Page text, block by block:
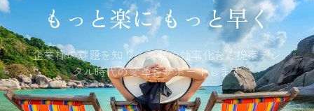
もっと楽に もっと早く
企業様の課題を知り、業務の効率化をご提案デジ
タル時代の変革をサポートします